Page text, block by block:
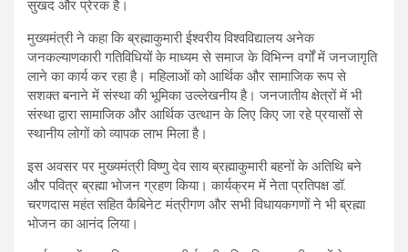
सुखद और प्रेरक है।
मुख्यमंत्री ने कहा कि ब्रह्माकुमारी ईश्वरीय विश्वविद्यालय अनेक
जनकल्याणकारी गतिविधियों के माध्यम से समाज के विभिन्न वर्गों में जनजागृति
लाने का कार्य कर रहा है। महिलाओं को आर्थिक और सामाजिक रूप से
सशक्त बनाने में संस्था की भूमिका उल्लेखनीय है। जनजातीय क्षेत्रों में भी
संस्था द्वारा सामाजिक और आर्थिक उत्थान के लिए किए जा रहे प्रयासों से
स्थानीय लोगों को व्यापक लाभ मिला है।
इस अवसर पर मुख्यमंत्री विष्णु देव साय ब्रह्माकुमारी बहनों के अतिथि बने
और पवित्र ब्रह्मा भोजन ग्रहण किया। कार्यक्रम में नेता प्रतिपक्ष डॉ.
चरणदास महंत सहित कैबिनेट मंत्रीगण और सभी विधायकगणों ने भी ब्रह्मा
भोजन का आनंद लिया।